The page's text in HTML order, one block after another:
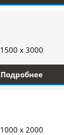
1500 x 3000
Подробнее
1000 x 2000